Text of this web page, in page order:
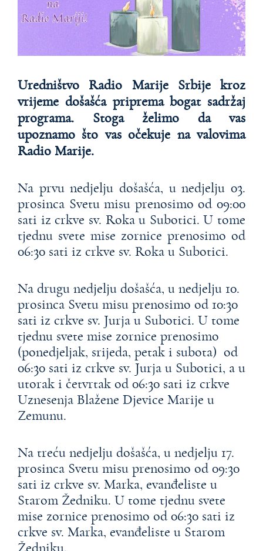
Uredništvo Radio Marije Srbije kroz
vrijeme došašća priprema bogat sadržaj
programa. Stoga želimo da vas
upoznamo što vas očekuje na valovima
Radio Marije.
Na prvu nedjelju došašća, u nedjelju 03.
prosinca Svetu misu prenosimo od 09:00
sati iz crkve sv. Roka u Subotici. U tome
tjednu svete mise zornice prenosimo od
06:30 sati iz crkve sv. Roka u Subotici.
Na drugu nedjelju došašća, u nedjelju 10.
prosinca Svetu misu prenosimo od 10:30
sati iz crkve sv. Jurja u Subotici. U tome
tjednu svete mise zornice prenosimo
(ponedjeljak, srijeda, petak i subota) od
06:30 sati iz crkve sv. Jurja u Subotici, a u
utorak i četvrtak od 06:30 sati iz crkve
Uznesenja Blažene Djevice Marije u
Zemunu.
Na treću nedjelju došašća, u nedjelju 17.
prosinca Svetu misu prenosimo od 09:30
sati iz crkve sv. Marka, evanđeliste u
Starom Žedniku. U tome tjednu svete
mise zornice prenosimo od 06:30 sati iz
crkve sv. Marka, evanđeliste u Starom